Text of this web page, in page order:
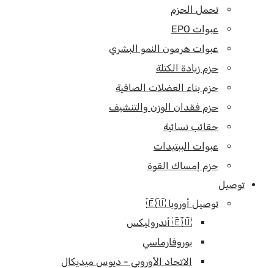
تحمل الحزم
عبوات EPO
عبوات هرمون النمو البشري
حزم زيادة الكتلة
حزم بناء العضلات الصافية
حزم فقدان الوزن والتنشيف
حقائب نسائية
عبوات الببتيدات
حزم إمساك القوة
توصيل
توصيل أوروبا 🇪🇺
🇪🇺 أندروليكس
يوروفارماسي
الاتحاد الأوروبي - ديوس ميديكال